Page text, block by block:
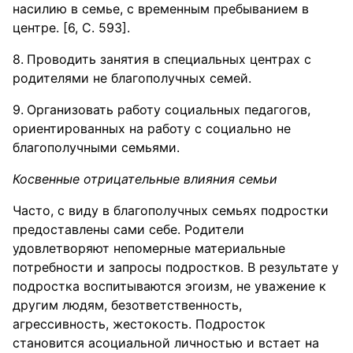
насилию в семье, с временным пребыванием в
центре. [6, С. 593].
Проводить занятия в специальных центрах с
родителями не благополучных семей.
Организовать работу социальных педагогов,
ориентированных на работу с социально не
благополучными семьями.
Косвенные отрицательные влияния семьи
Часто, с виду в благополучных семьях подростки
предоставлены сами себе. Родители
удовлетворяют непомерные материальные
потребности и запросы подростков. В результате у
подростка воспитываются эгоизм, не уважение к
другим людям, безответственность,
агрессивность, жестокость. Подросток
становится асоциальной личностью и встает на